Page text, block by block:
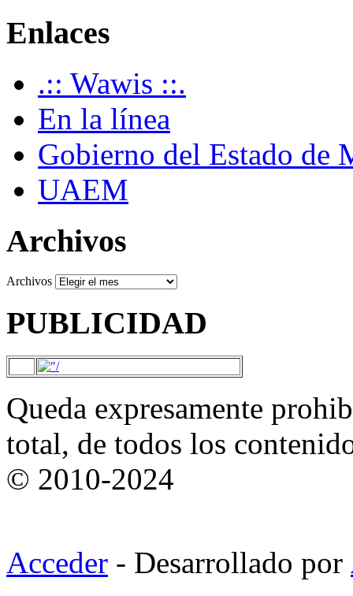
Enlaces
.:: Wawis ::.
En la línea
Gobierno del Estado de
UAEM
Archivos
Archivos
PUBLICIDAD
Queda expresamente
total, de todos los
© 2010-2024
Acceder - Desarrollado por